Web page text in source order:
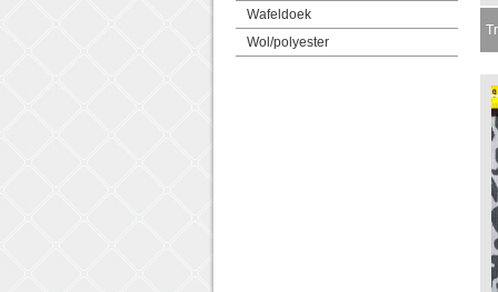
Wafeldoek
Wol/polyester